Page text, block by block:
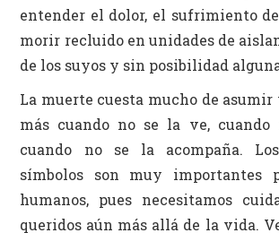
entender el dolor, el sufrimiento
morir recluido en unidades de
de los suyos y sin posibilidad
La muerte cuesta mucho de asumir
más cuando no se la ve, cuando
cuando no se la acompaña.
símbolos son muy importantes
humanos, pues necesitamos
queridos aún más allá de la vida.